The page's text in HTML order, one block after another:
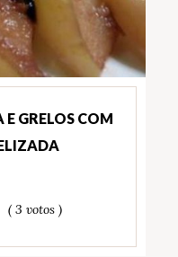
GRELOS COM
( 3 votos )